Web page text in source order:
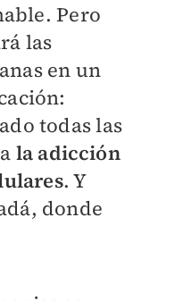
Pero
las
en un
todas las
la adicción
. Y
donde